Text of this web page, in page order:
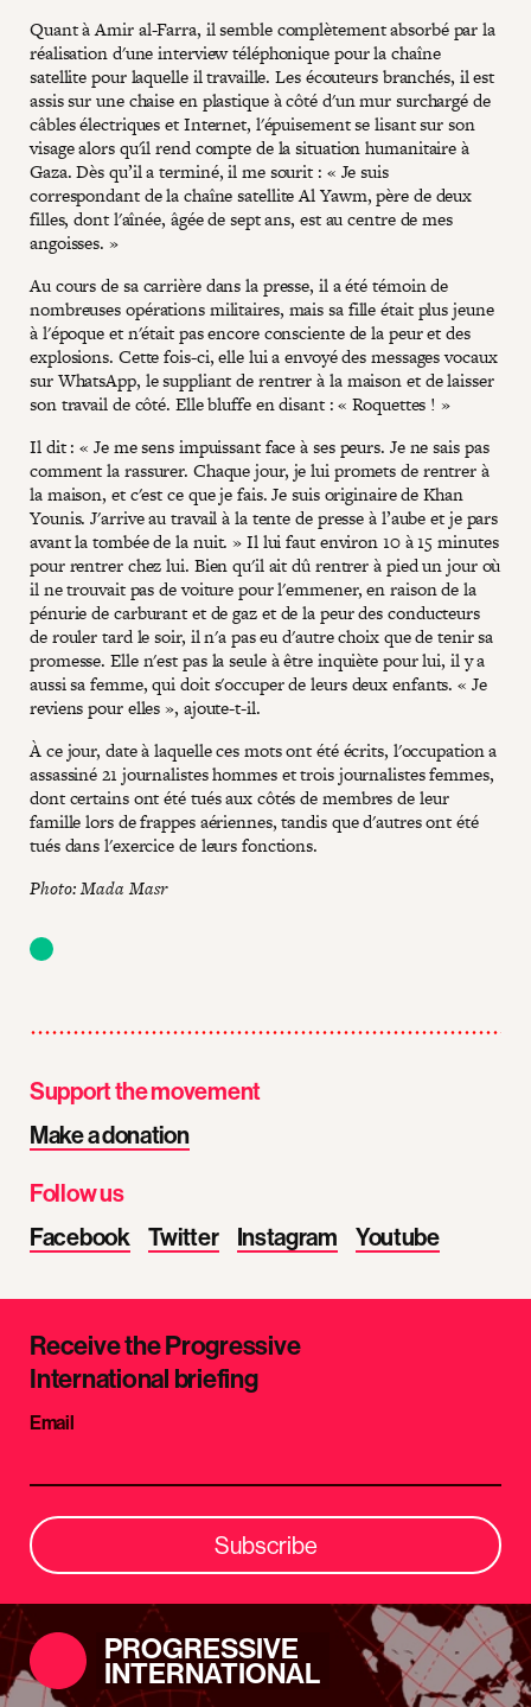
Quant à Amir al-Farra, il semble complètement absorbé par la
réalisation d'une interview téléphonique pour la chaîne
satellite pour laquelle il travaille. Les écouteurs branchés, il est
assis sur une chaise en plastique à côté d'un mur surchargé de
câbles électriques et Internet, l'épuisement se lisant sur son
visage alors qu'il rend compte de la situation humanitaire à
Gaza. Dès qu’il a terminé, il me sourit : « Je suis
correspondant de la chaîne satellite Al Yawm, père de deux
filles, dont l'aînée, âgée de sept ans, est au centre de mes
angoisses. »
Au cours de sa carrière dans la presse, il a été témoin de
nombreuses opérations militaires, mais sa fille était plus jeune
à l'époque et n'était pas encore consciente de la peur et des
explosions. Cette fois-ci, elle lui a envoyé des messages vocaux
sur WhatsApp, le suppliant de rentrer à la maison et de laisser
son travail de côté. Elle bluffe en disant : « Roquettes ! »
Il dit : « Je me sens impuissant face à ses peurs. Je ne sais pas
comment la rassurer. Chaque jour, je lui promets de rentrer à
la maison, et c'est ce que je fais. Je suis originaire de Khan
Younis. J'arrive au travail à la tente de presse à l’aube et je pars
avant la tombée de la nuit. » Il lui faut environ 10 à 15 minutes
pour rentrer chez lui. Bien qu'il ait dû rentrer à pied un jour où
il ne trouvait pas de voiture pour l'emmener, en raison de la
pénurie de carburant et de gaz et de la peur des conducteurs
de rouler tard le soir, il n'a pas eu d'autre choix que de tenir sa
promesse. Elle n'est pas la seule à être inquiète pour lui, il y a
aussi sa femme, qui doit s'occuper de leurs deux enfants. « Je
reviens pour elles », ajoute-t-il.
À ce jour, date à laquelle ces mots ont été écrits, l'occupation a
assassiné 21 journalistes hommes et trois journalistes femmes,
dont certains ont été tués aux côtés de membres de leur
famille lors de frappes aériennes, tandis que d'autres ont été
tués dans l'exercice de leurs fonctions.
Photo: Mada Masr
Support the movement
Make a donation
Follow us
Facebook
Twitter Instagram Youtube
Receive the Progressive
International briefing
Email
Subscribe
PROGRESSIVE
INTERNATIONAL